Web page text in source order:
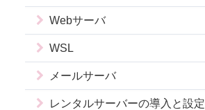
Webサーバ
WSL
メールサーバ
レンタルサーバーの導入と設定